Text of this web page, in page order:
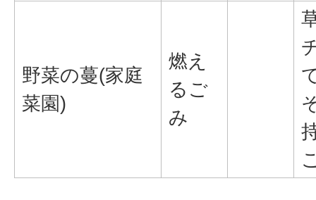
野菜の蔓(家庭
菜園)
燃え
るご
み